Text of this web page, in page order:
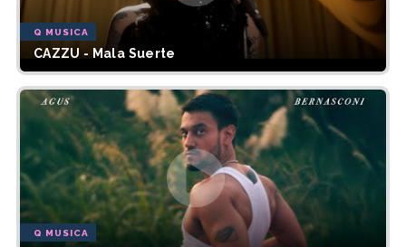
Q MUSICA
CAZZU - Mala Suerte
Q MUSICA